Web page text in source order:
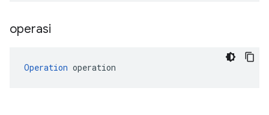
operasi
Operation operation